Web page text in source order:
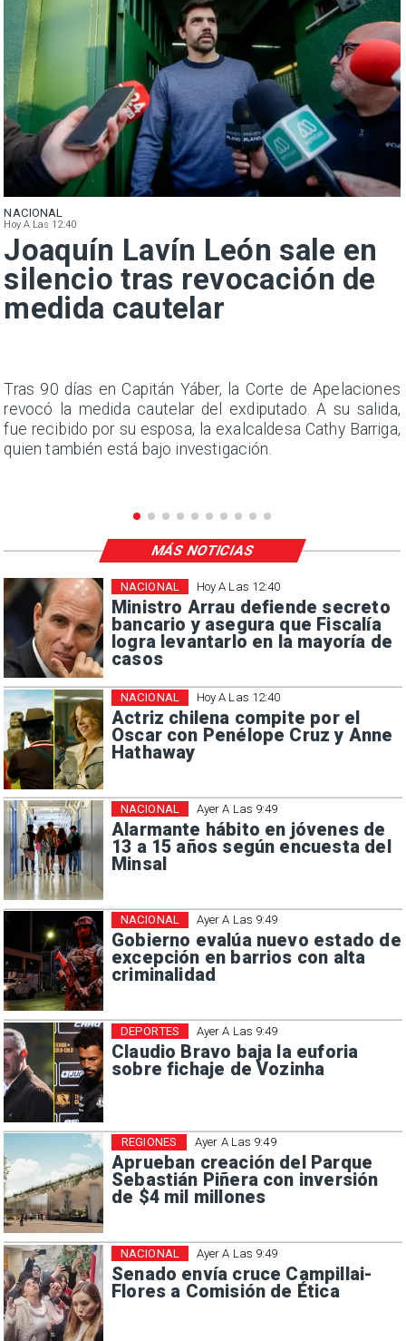
NACIONAL
Hoy A Las 12:40
Joaquín Lavín León sale en
silencio tras revocación de
medida cautelar
Tras 90 días en Capitán Yáber, la Corte de Apelaciones
revocó la medida cautelar del exdiputado. A su salida,
fue recibido por su esposa, la exalcaldesa Cathy Barriga,
quien también está bajo investigación.
Hoy A Las 12:40
Ministro Arrau defiende secreto
bancario y asegura que Fiscalía
logra levantarlo en la mayoría de
casos
NACIONAL
Hoy A Las 12:40
Actriz chilena compite por el
Oscar con Penélope Cruz y Anne
Hathaway
NACIONAL
Ayer A Las 9:49
Alarmante hábito en jóvenes de
13 a 15 años según encuesta del
Minsal
NACIONAL
Ayer A Las 9:49
Gobierno evalúa nuevo estado de
excepción en barrios con alta
criminalidad
NACIONAL
Ayer A Las 9:49
Claudio Bravo baja la euforia
sobre fichaje de Vozinha
DEPORTES
Ayer A Las 9:49
Aprueban creación del Parque
Sebastián Piñera con inversión
de $4 mil millones
REGIONES
Ayer A Las 9:49
Senado envía cruce Campillai-
Flores a Comisión de Ética
NACIONAL
MÁS NOTICIAS